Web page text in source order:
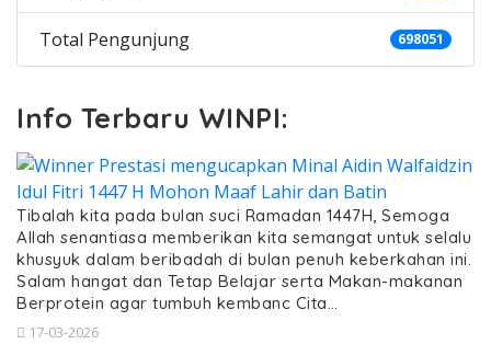
Total Pengunjung 698051
Info Terbaru WINPI:
Tibalah kita pada bulan suci Ramadan 1447H, Semoga
Allah senantiasa memberikan kita semangat untuk selalu
khusyuk dalam beribadah di bulan penuh keberkahan ini.
Salam hangat dan Tetap Belajar serta Makan-makanan
Berprotein agar tumbuh kembanc Cita…
17-03-2026